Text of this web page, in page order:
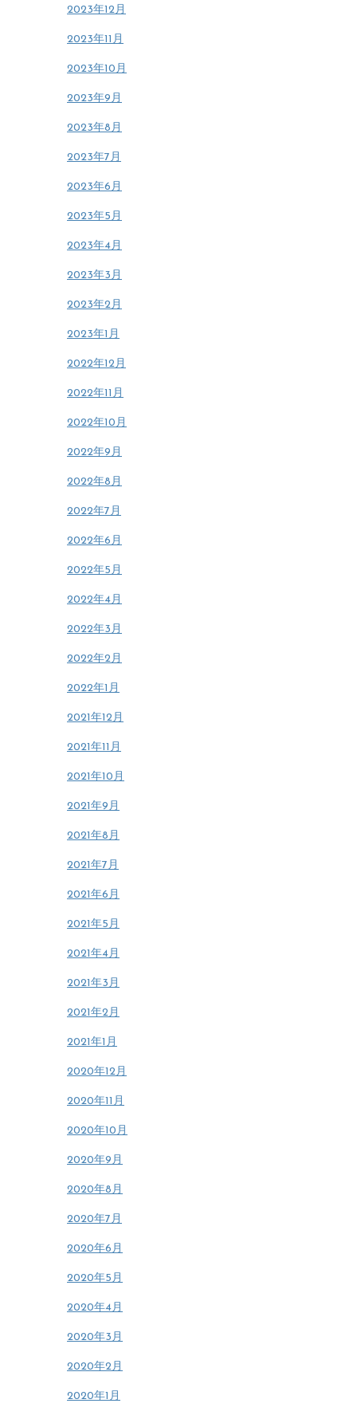
2023年12月
2023年11月
2023年10月
2023年9月
2023年8月
2023年7月
2023年6月
2023年5月
2023年4月
2023年3月
2023年2月
2023年1月
2022年12月
2022年11月
2022年10月
2022年9月
2022年8月
2022年7月
2022年6月
2022年5月
2022年4月
2022年3月
2022年2月
2022年1月
2021年12月
2021年11月
2021年10月
2021年9月
2021年8月
2021年7月
2021年6月
2021年5月
2021年4月
2021年3月
2021年2月
2021年1月
2020年12月
2020年11月
2020年10月
2020年9月
2020年8月
2020年7月
2020年6月
2020年5月
2020年4月
2020年3月
2020年2月
2020年1月